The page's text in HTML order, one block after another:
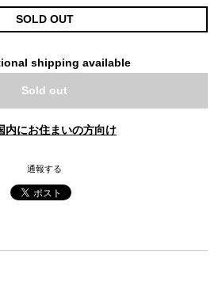
SOLD OUT
shipping available
Sold out
内にお住まいの方向け
通報する